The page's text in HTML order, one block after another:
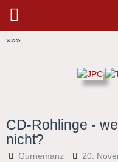
»»»
CD-Rohlinge -
nicht?
Gurnemanz 20.